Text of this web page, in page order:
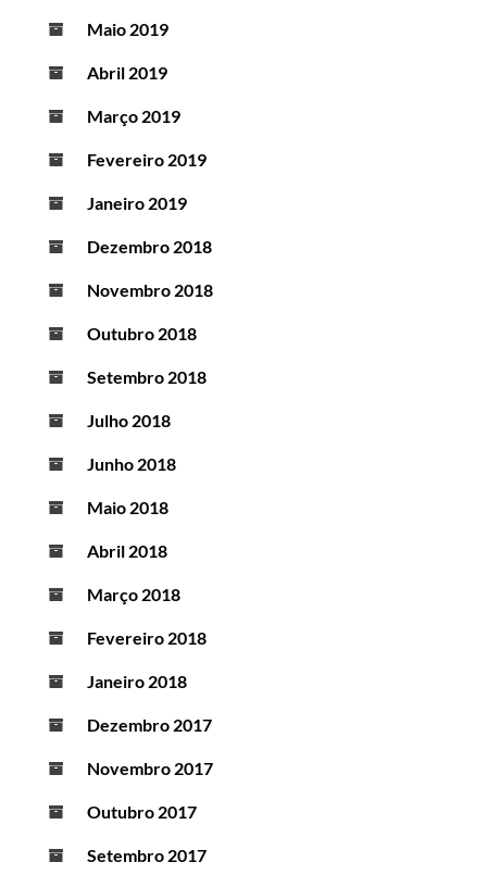
Maio 2019
Abril 2019
Março 2019
Fevereiro 2019
Janeiro 2019
Dezembro 2018
Novembro 2018
Outubro 2018
Setembro 2018
Julho 2018
Junho 2018
Maio 2018
Abril 2018
Março 2018
Fevereiro 2018
Janeiro 2018
Dezembro 2017
Novembro 2017
Outubro 2017
Setembro 2017